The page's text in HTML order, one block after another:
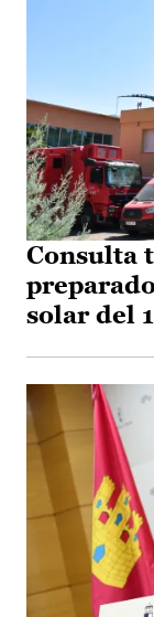
Consulta
solar del